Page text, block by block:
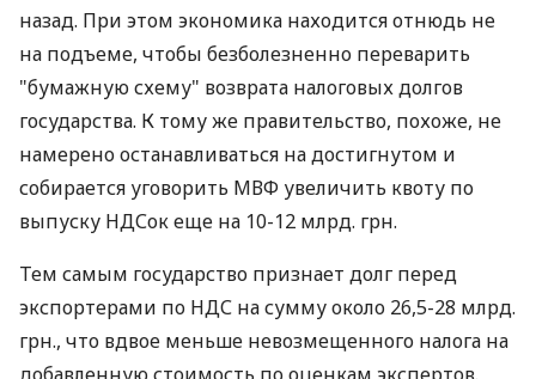
назад. При этом экономика находится отнюдь не
на подъеме, чтобы безболезненно переварить
"бумажную схему" возврата налоговых долгов
государства. К тому же правительство, похоже, не
намерено останавливаться на достигнутом и
собирается уговорить МВФ увеличить квоту по
выпуску НДСок еще на 10-12 млрд. грн.
Тем самым государство признает долг перед
экспортерами по НДС на сумму около 26,5-28 млрд.
грн., что вдвое меньше невозмещенного налога на